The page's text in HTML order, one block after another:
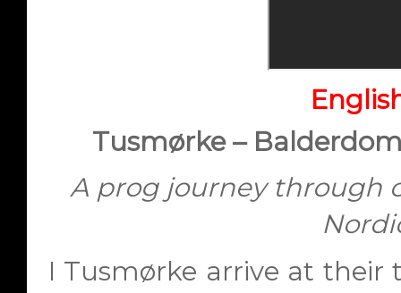
Tusmørke –
A prog journey through
I Tusmørke arrive at their